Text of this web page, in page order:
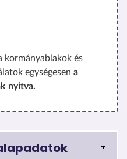
kormányablakok és
egységesen a
nyitva.